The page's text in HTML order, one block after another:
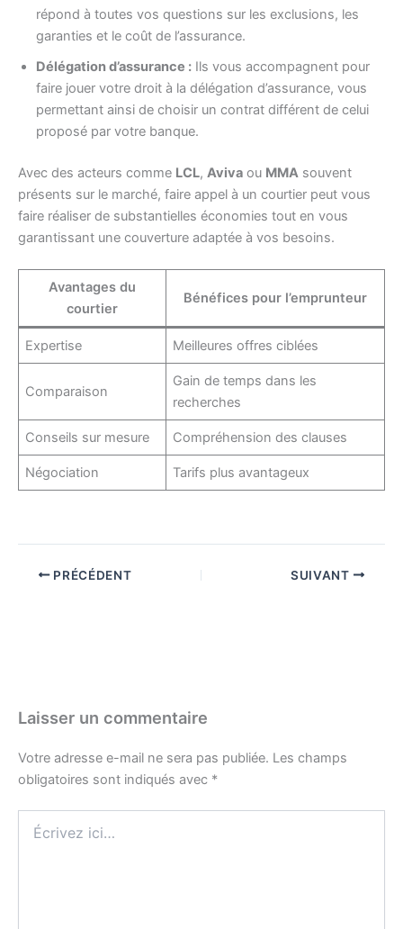
répond à toutes vos questions sur les exclusions, les
garanties et le coût de l’assurance.
Délégation d’assurance : Ils vous accompagnent pour
faire jouer votre droit à la délégation d’assurance, vous
permettant ainsi de choisir un contrat différent de celui
proposé par votre banque.
Avec des acteurs comme LCL, Aviva ou MMA souvent
présents sur le marché, faire appel à un courtier peut vous
faire réaliser de substantielles économies tout en vous
garantissant une couverture adaptée à vos besoins.
Avantages du
courtier
Bénéfices pour l’emprunteur
Expertise Meilleures offres ciblées
Comparaison
Gain de temps dans les
recherches
Conseils sur mesure Compréhension des clauses
Négociation Tarifs plus avantageux
PRÉCÉDENT SUIVANT
Laisser un commentaire
Votre adresse e-mail ne sera pas publiée. Les champs
obligatoires sont indiqués avec *
ici…